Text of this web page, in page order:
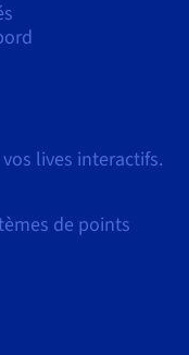
lives interactifs.
de points